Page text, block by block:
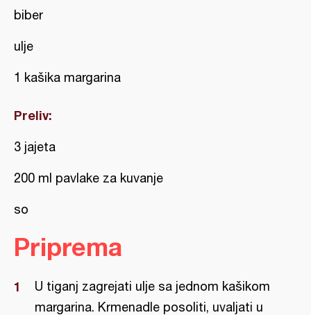
biber
ulje
1 kašika margarina
Preliv:
3 jajeta
200 ml pavlake za kuvanje
so
Priprema
U tiganj zagrejati ulje sa jednom kašikom
margarina. Krmenadle posoliti, uvaljati u